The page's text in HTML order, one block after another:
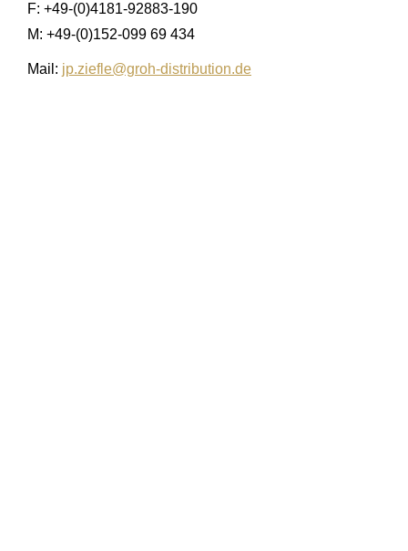
F: +49-(0)4181-92883-190
M: +49-(0)152-099 69 434
Mail: jp.ziefle@groh-distribution.de